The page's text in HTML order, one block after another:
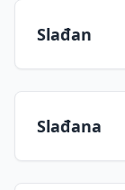
Slađan
Slađana